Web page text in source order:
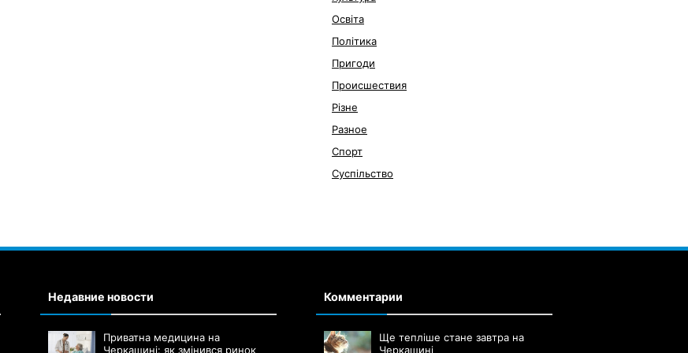
Освіта
Політика
Пригоди
Происшествия
Різне
Разное
Спорт
Суспільство
Недавние новости
Приватна медицина на
Черкащині: як змінився ринок
Комментарии
Ще тепліше стане завтра на
Черкащині